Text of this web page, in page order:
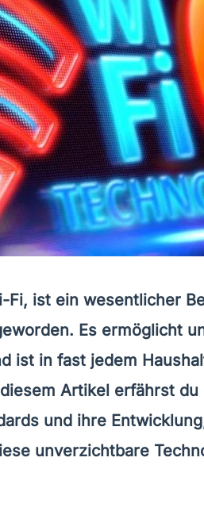
Fi, ist ein wesentlicher
Es ermöglicht
ist in fast jedem
Artikel erfährst
und ihre
unverzichtbare